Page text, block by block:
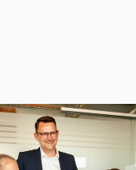
mit
Immobilie wert? Jetzt
lassen!